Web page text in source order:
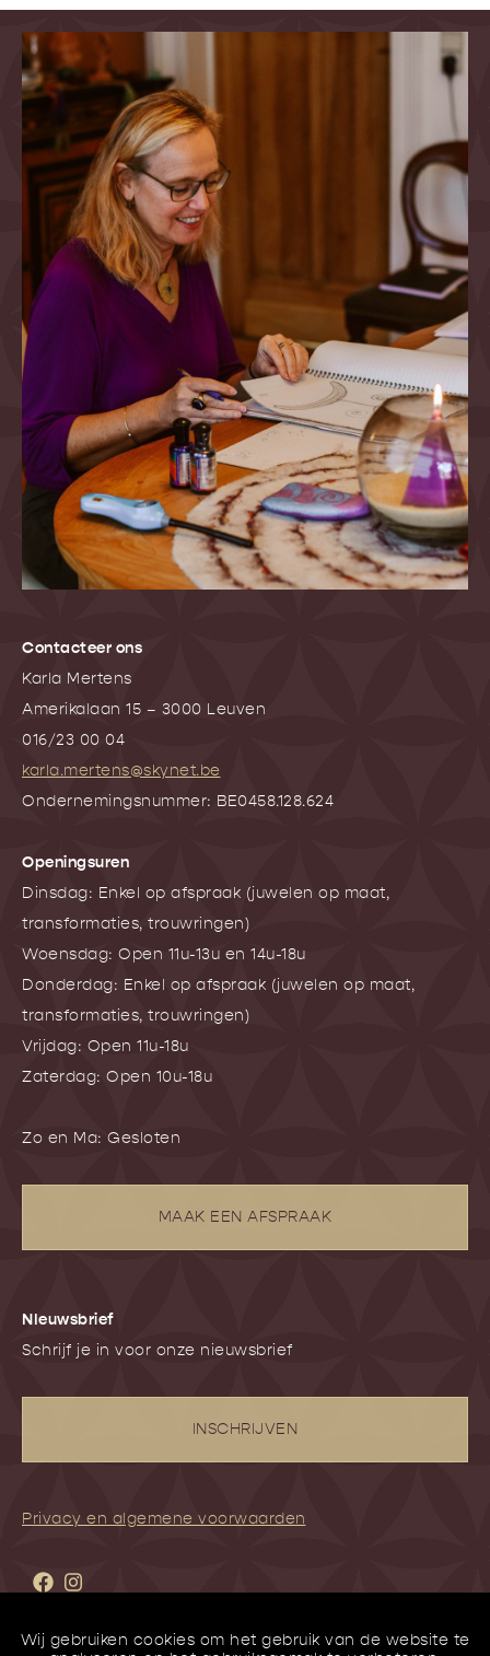
Wij gebruiken cookies om het gebruik van de website te
Contacteer ons
Karla Mertens
Amerikalaan 15 – 3000 Leuven
016/23 00 04
karla.mertens@skynet.be
Ondernemingsnummer: BE0458.128.624
Openingsuren
Dinsdag: Enkel op afspraak (juwelen op maat,
transformaties, trouwringen)
Woensdag: Open 11u-13u en 14u-18u
Donderdag: Enkel op afspraak (juwelen op maat,
transformaties, trouwringen)
Vrijdag: Open 11u-18u
Zaterdag: Open 10u-18u
Zo en Ma: Gesloten
MAAK EEN AFSPRAAK
NIeuwsbrief
Schrijf je in voor onze nieuwsbrief
INSCHRIJVEN
Privacy en algemene voorwaarden